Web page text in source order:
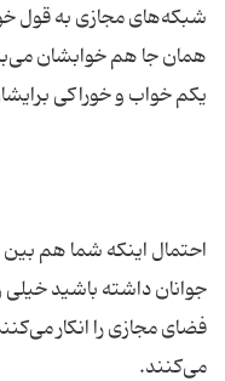
شبکه‌های مجازی به قول
همان جا هم خوابشان
احتمال اینکه شما هم بین
جوانان داشته باشید
فضای مجازی را انکار